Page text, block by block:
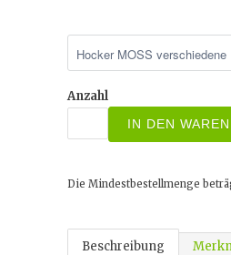
Anzahl
IN DEN
Die Mindestbestellmenge
Beschreibung